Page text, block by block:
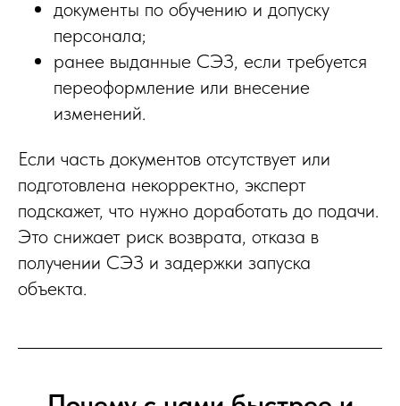
документы по обучению и допуску
персонала;
ранее выданные СЭЗ, если требуется
переоформление или внесение
изменений.
Если часть документов отсутствует или
подготовлена некорректно, эксперт
подскажет, что нужно доработать до подачи.
Это снижает риск возврата, отказа в
получении СЭЗ и задержки запуска
объекта.